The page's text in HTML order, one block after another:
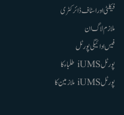
فیکلٹی اور اسٹاف ڈائرکٹری
ملازم لاگ ان
فیس ادائیگی پورٹل
پورٹل iUMS طلباء کا
پورٹل iUMS ملازمین کا